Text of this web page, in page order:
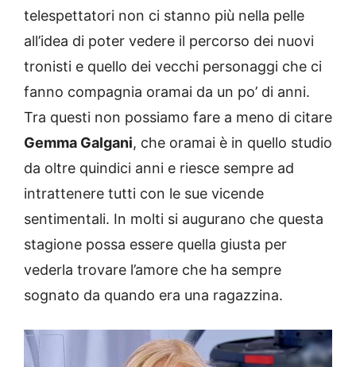
telespettatori non ci stanno più nella pelle
all’idea di poter vedere il percorso dei nuovi
tronisti e quello dei vecchi personaggi che ci
fanno compagnia oramai da un po’ di anni.
Tra questi non possiamo fare a meno di citare
Gemma Galgani, che oramai è in quello studio
da oltre quindici anni e riesce sempre ad
intrattenere tutti con le sue vicende
sentimentali. In molti si augurano che questa
stagione possa essere quella giusta per
vederla trovare l’amore che ha sempre
sognato da quando era una ragazzina.